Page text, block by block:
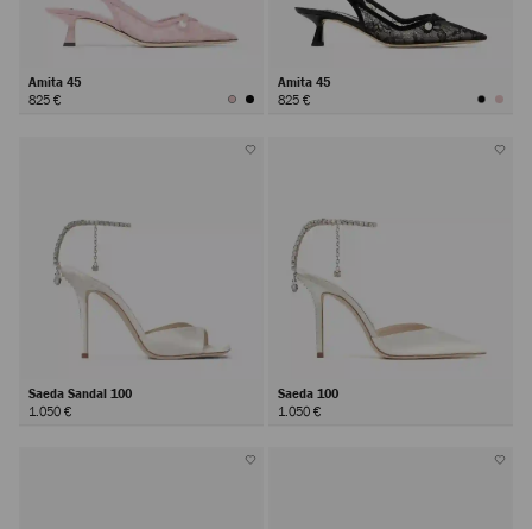
Amita 45
825 €
Amita 45
825 €
Saeda Sandal 100
1.050 €
Saeda 100
1.050 €